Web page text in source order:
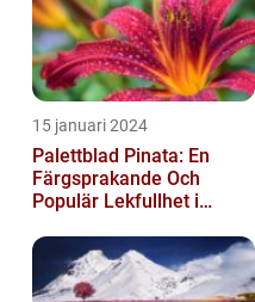
15 januari 2024
Palettblad Pinata: En
Färgsprakande Och
Populär Lekfullhet i